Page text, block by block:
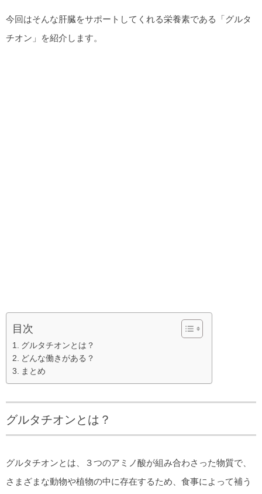
今回はそんな肝臓をサポートしてくれる栄養素である「グルタ
チオン」を紹介します。
目次
グルタチオンとは？
どんな働きがある？
まとめ
グルタチオンとは？
グルタチオンとは、３つのアミノ酸が組み合わさった物質で、
さまざまな動物や植物の中に存在するため、食事によって補う